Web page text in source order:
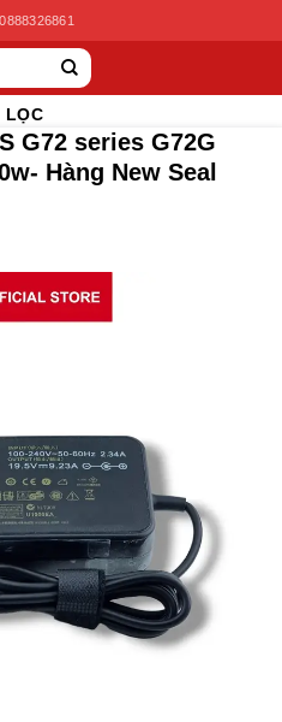
0888326861
LỌC
G72 series G72G
Hàng New Seal